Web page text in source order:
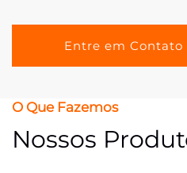
Entre em Contato
O Que Fazemos
Nossos